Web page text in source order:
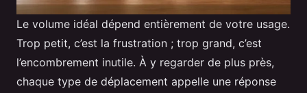
Le volume idéal dépend entièrement de votre usage.
Trop petit, c’est la frustration ; trop grand, c’est
l’encombrement inutile. À y regarder de plus près,
chaque type de déplacement appelle une réponse